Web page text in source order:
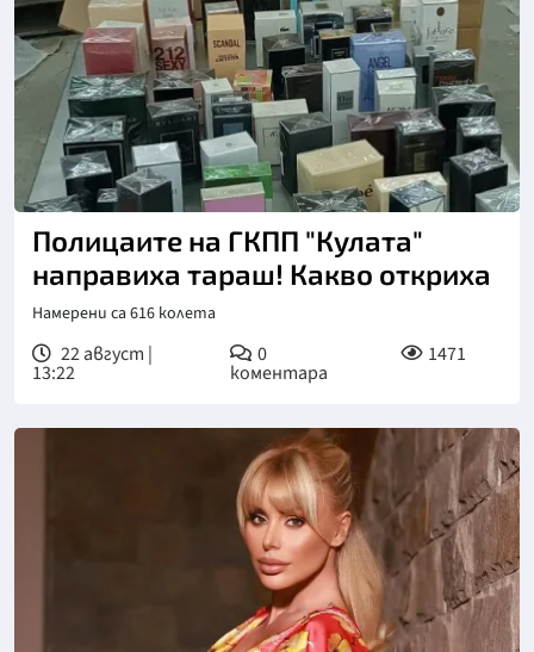
Снимка: агенция Митници
Полицаите на ГКПП "Кулата"
направиха тараш! Какво откриха
Намерени са 616 колета
22 август |
13:22
0
коментара
1471